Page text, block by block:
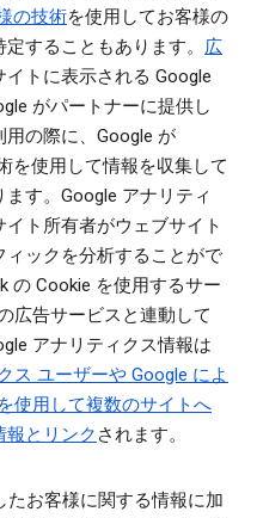
の技術を使用してお客様の
することもあります。 広
イトに表示される Google
がパートナーに提供し
の際に、Google が
を使用して情報を収集して
す。Google アナリティ
ト所有者がウェブサイト
ィックを分析することがで
の Cookie を使用するサー
広告サービスと連動して
アナリティクス情報は
ス ユーザーや Google によ
使用して複数のサイトへ
報とリンク されます。
たお客様に関する情報に加